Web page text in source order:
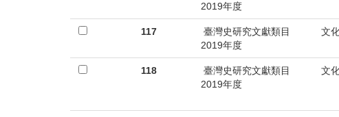
2019年度
117
臺灣史研究文獻類目
2019年度
文
118
臺灣史研究文獻類目
2019年度
文